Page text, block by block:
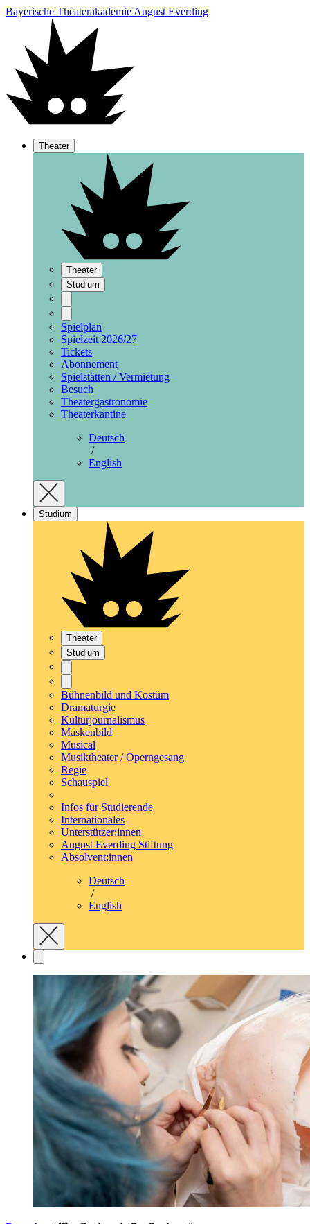
Bayerische Theaterakademie August Everding
Theater
Theater
Studium
Spielplan
Spielzeit 2026/27
Tickets
Abonnement
Spielstätten / Vermietung
Besuch
Theatergastronomie
Theaterkantine
Deutsch
/
English
Studium
Theater
Studium
Bühnenbild und Kostüm
Dramaturgie
Kulturjournalismus
Maskenbild
Musical
Musiktheater / Operngesang
Regie
Schauspiel
Infos für Studierende
Internationales
Unterstützer:innen
August Everding Stiftung
Absolvent:innen
Deutsch
/
English